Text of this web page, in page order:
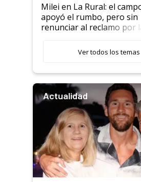
Milei en La Rural: el
apoyó el rumbo, pero sin
renunciar al reclamo por
Ver todos los temas
Actualidad